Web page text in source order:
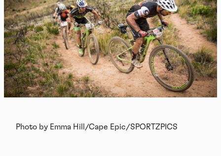
Photo by Emma Hill/Cape Epic/SPORTZPICS